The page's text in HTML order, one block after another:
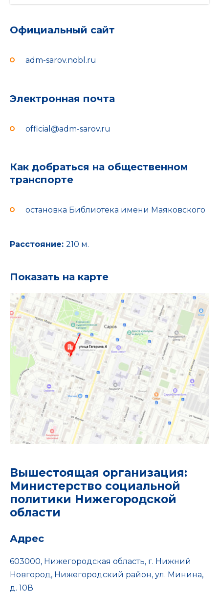
Официальный сайт
adm-sarov.nobl.ru
Электронная почта
official@adm-sarov.ru
Как добраться на общественном
транспорте
остановка Библиотека имени Маяковского
Расстояние: 210 м.
Показать на карте
Вышестоящая организация:
Министерство социальной
политики Нижегородской
области
Адрес
603000, Нижегородская область, г. Нижний
Новгород, Нижегородский район, ул. Минина,
д. 10В